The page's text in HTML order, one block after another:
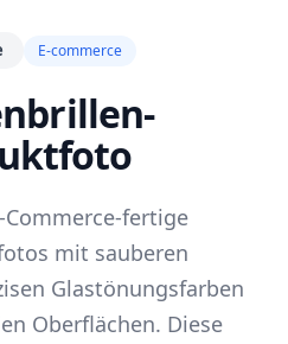
E-commerce
Commerce-fertige
mit sauberen
Glastönungsfarben
Oberflächen. Diese